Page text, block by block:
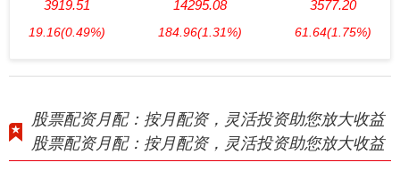
3919.51
19.16(0.49%)
14295.08
184.96(1.31%)
3577.20
61.64(1.75%)
股票配资月配：按月配资，灵活投资助您放大收益
股票配资月配：按月配资，灵活投资助您放大收益